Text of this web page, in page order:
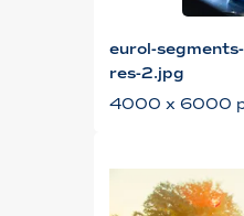
eurol-
res-2.jpg
4000 x 6000